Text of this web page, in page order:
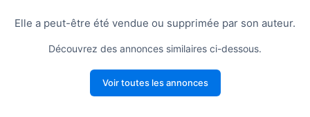
Elle a peut-être été vendue ou supprimée par son auteur.
Découvrez des annonces similaires ci-dessous.
Voir toutes les annonces